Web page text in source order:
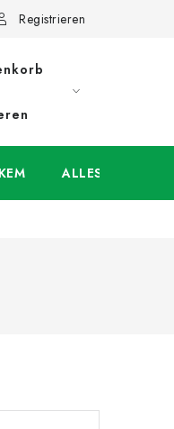
Registrieren
ALLES FÜR DIE